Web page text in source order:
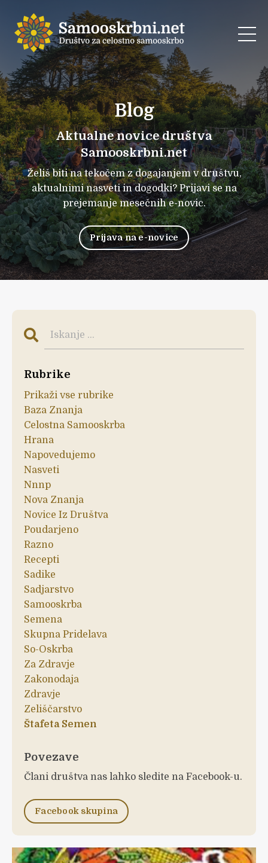
Blog
Aktualne novice društva
Samooskrbni.net
Želiš biti na tekočem z dogajanjem v društvu,
aktualnimi nasveti in dogodki? Prijavi se na
prejemanje mesečnih e-novic.
Prijava na e-novice
Rubrike
Prikaži vse rubrike
Baza Znanja
Celostna Samooskrba
Hrana
Napovedujemo
Nasveti
Nnnp
Nova Znanja
Novice Iz Društva
Poudarjeno
Razno
Recepti
Sadike
Sadjarstvo
Samooskrba
Semena
Skupna Pridelava
So-Oskrba
Za Zdravje
Zakonodaja
Zdravje
Zeliščarstvo
Štafeta Semen
Povezave
Člani društva nas lahko sledite na Facebook-u.
Facebook skupina